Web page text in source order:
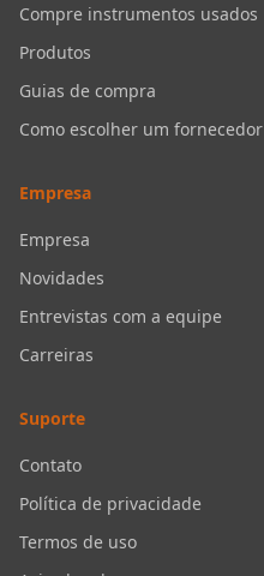
Compre instrumentos usados
Produtos
Guias de compra
Como escolher um fornecedor
Empresa
Empresa
Novidades
Entrevistas com a equipe
Carreiras
Suporte
Contato
Política de privacidade
Termos de uso